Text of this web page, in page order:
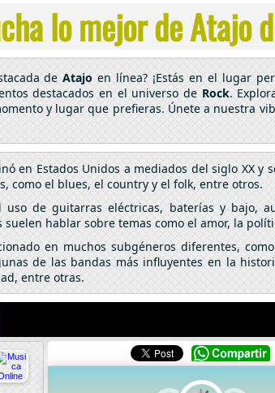
lo mejor de Atajo
deAtajo en línea? ¡Estás en el lugar
destacados en el universo de Rock.
y lugar que prefieras. Únete a nuestra
en Estados Unidos a mediados del siglo XX
como el blues, el country y el folk, entre otros.
de guitarras eléctricas, baterías y bajo,
hablar sobre temas como el amor, la
en muchos subgéneros diferentes,
de las bandas más influyentes en la
entre otras.